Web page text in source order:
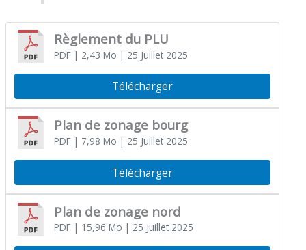
Règlement du PLU
PDF| 2,43 Mo | 25 Juillet 2025
Télécharger
Plan de zonage bourg
PDF| 7,98 Mo | 25 Juillet 2025
Télécharger
Plan de zonage nord
PDF| 15,96 Mo | 25 Juillet 2025